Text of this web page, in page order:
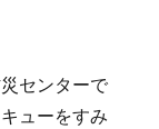
センターで
ューをすみ